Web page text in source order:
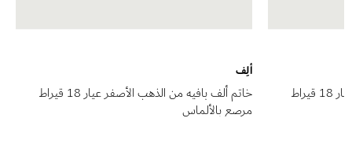
ألِف
خاتم ألف بافيه من الذهب الأصفر عيار 18 قيراط
مرصع بالألماس
خاتم ألف بافيه من الذهب الوردي عيار 18 قيراط